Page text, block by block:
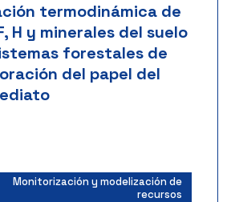
termodinámica de
H y minerales del suelo
forestales de
del papel del
Monitorización y modelización de
recursos